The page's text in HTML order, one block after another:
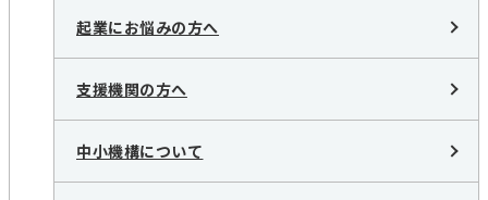
起業にお悩みの方へ
支援機関の方へ
中小機構について